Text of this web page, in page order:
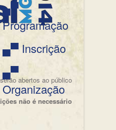
▄▀
Programação
▄▀ Inscrição
▄▀
Organização
abertos ao público
não é necessário